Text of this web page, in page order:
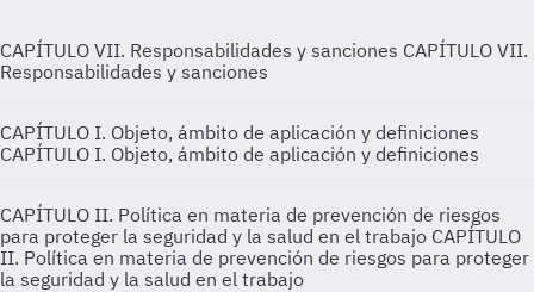
CAPÍTULO VII. Responsabilidades y sanciones CAPÍTULO VII.
Responsabilidades y sanciones
CAPÍTULO I. Objeto, ámbito de aplicación y definiciones
CAPÍTULO I. Objeto, ámbito de aplicación y definiciones
CAPÍTULO II. Política en materia de prevención de riesgos
para proteger la seguridad y la salud en el trabajo CAPÍTULO
II. Política en materia de prevención de riesgos para proteger
la seguridad y la salud en el trabajo